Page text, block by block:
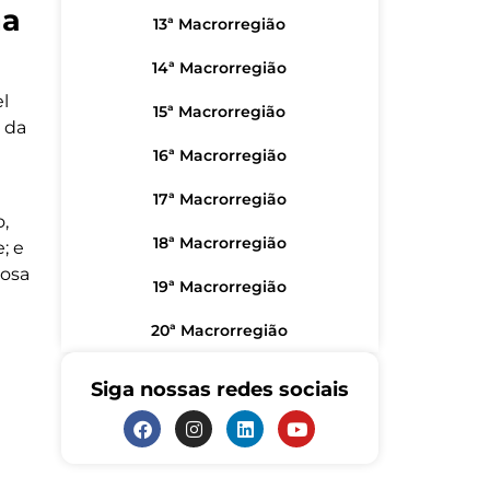
da
e
13ª Macrorregião
14ª Macrorregião
15ª Macrorregião
16ª Macrorregião
17ª Macrorregião
18ª Macrorregião
19ª Macrorregião
20ª Macrorregião
Siga nossas redes sociais